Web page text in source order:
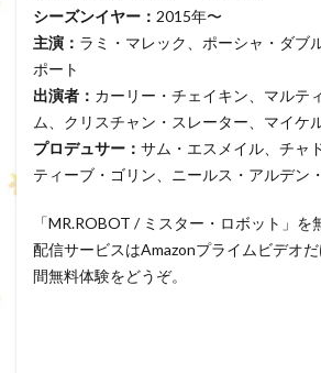
シーズンイヤー： 2015年〜
主演： ラミ・マレック、ポーシャ・ダブ
ポート
出演者： カーリー・チェイキン、マルテ
ム、クリスチャン・スレーター、マイケ
プロデュサー： サム・エスメイル、チャ
ティーブ・ゴリン、ニールス・アルデン
「MR.ROBOT / ミスター・ロボット」
配信サービスはAmazonプライムビデオ
間無料体験をどうぞ。